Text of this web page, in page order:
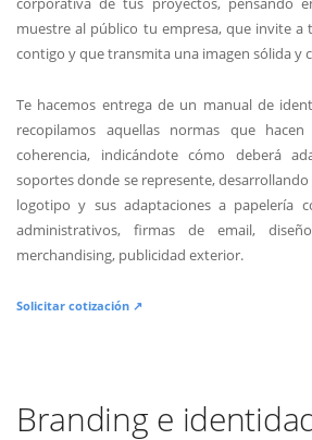
muestre al público tu empresa, que invite a
contigo y que transmita una imagen sólida y
Te hacemos entrega de un manual de
recopilamos aquellas normas que
coherencia, indicándote cómo deberá
soportes donde se represente,
logotipo y sus adaptaciones a papelería
administrativos, firmas de email,
merchandising, publicidad exterior.
Solicitar cotización ↗
Branding e